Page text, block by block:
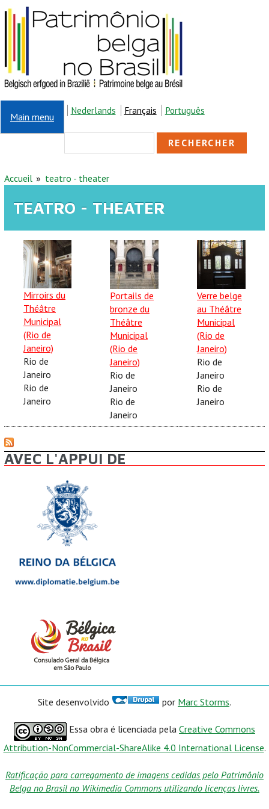
Aller au contenu principal
Main menu
Nederlands Français Português
FORMULAIRE DE
RECHERCHE
VOUS ÊTES ICI
Accueil teatro - theater
TEATRO - THEATER
Mirroirs du
Théâtre
Municipal
(Rio de
Janeiro)
Rio de
Janeiro
Rio de
Janeiro
Portails de
bronze du
Théâtre
Municipal
(Rio de
Janeiro)
Rio de
Janeiro
Rio de
Janeiro
Verre belge
au Théâtre
Municipal
(Rio de
Janeiro)
Rio de
Janeiro
Rio de
Janeiro
AVEC L'APPUI DE
Site desenvolvido por Marc Storms.
Essa obra é licenciada pela Creative Commons
Attribution-NonCommercial-ShareAlike 4.0 International License.
Ratificação para carregamento de imagens cedidas pelo Patrimônio
Belga no Brasil no Wikimedia Commons utilizando licenças livres.